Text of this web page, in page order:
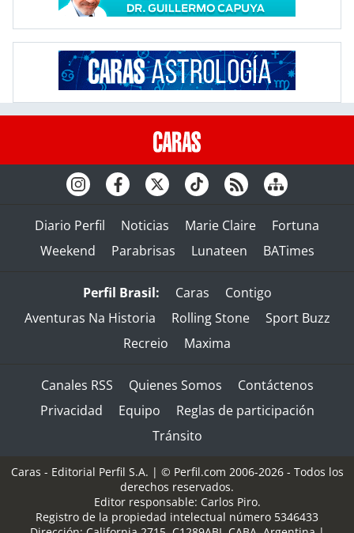
Diario Perfil Noticias Marie Claire
Fortuna
Weekend
Parabrisas Lunateen BATimes
Perfil Brasil: Caras
Contigo
Aventuras Na Historia
Rolling Stone
Sport Buzz
Recreio
Maxima
Canales RSS Quienes Somos
Contáctenos
Privacidad
Equipo
Reglas de participación
Tránsito
Caras - Editorial Perfil S.A. | © Perfil.com 2006-2026 - Todos los
derechos reservados.
Editor responsable: Carlos Piro.
Registro de la propiedad intelectual número 5346433